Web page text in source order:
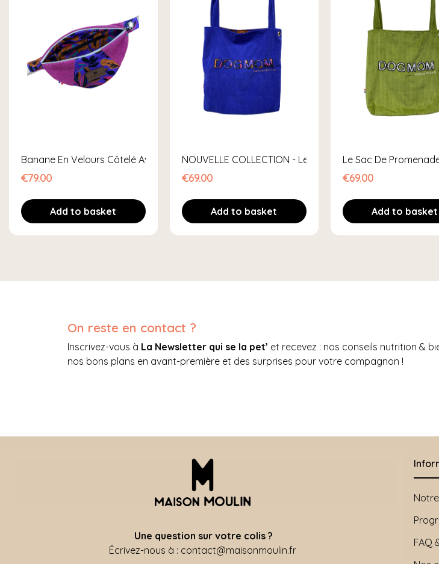
À Crottes...
Banane En Velours Côtelé Avec Sac À Crottes...
€79.00
Add to basket
NOUVELLE COLLECTION - Le Sac De Promenade
€69.00
Add to basket
Le Sac De Promenade
€69.00
Add to basket
On reste en contact ?
Inscrivez-vous à La Newsletter qui se la pet’ et recevez : nos conseils nutrition &
nos bons plans en avant-première et des surprises pour votre compagnon !
Une question sur votre colis ?
Écrivez-nous à : contact@maisonmoulin.fr
FAQ